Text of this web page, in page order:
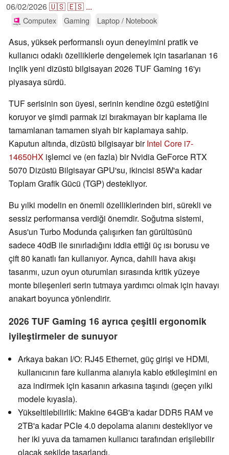
06/02/2026🇺🇸🇪🇸 ...
Computex Gaming Laptop / Notebook
Asus, yüksek performanslı oyun deneyimini pratik ve
kullanıcı odaklı özelliklerle dengelemek için tasarlanan 16
inçlik yeni dizüstü bilgisayarı 2026 TUF Gaming 16'yı
piyasaya sürdü.
TUF serisinin son üyesi, serinin kendine özgü estetiğini
koruyor ve şimdi parmak izi bırakmayan bir kaplama ile
tamamlanan tamamen siyah bir kaplamaya sahip.
Kaputun altında, dizüstü bilgisayar birIntel Core i7-
14650HX işlemci ve (en fazla) bir Nvidia GeForce RTX
5070 Dizüstü Bilgisayar GPU'su, ikincisi 85W'a kadar
Toplam Grafik Gücü (TGP) destekliyor.
Bu yılki modelin en önemli özelliklerinden biri, sürekli ve
sessiz performansa verdiği önemdir. Soğutma sistemi,
Asus'un Turbo Modunda çalışırken fan gürültüsünü
sadece 40dB ile sınırladığını iddia ettiği üç ısı borusu ve
çift 80 kanatlı fan kullanıyor. Ayrıca, dahili hava akışı
tasarımı, uzun oyun oturumları sırasında kritik yüzeye
monte bileşenleri serin tutmaya yardımcı olmak için havayı
anakart boyunca yönlendirir.
2026 TUF Gaming 16 ayrıca çeşitli ergonomik
iyileştirmeler de sunuyor
Arkaya bakan I/O: RJ45 Ethernet, güç girişi ve HDMI,
kullanıcının fare kullanma alanıyla kablo etkileşimini en
aza indirmek için kasanın arkasına taşındı (geçen yılki
modele kıyasla).
Yükseltilebilirlik: Makine 64GB'a kadar DDR5 RAM ve
2TB'a kadar PCIe 4.0 depolama alanını destekliyor ve
her iki yuva da tamamen kullanıcı tarafından erişilebilir
olacak şekilde tasarlandı.